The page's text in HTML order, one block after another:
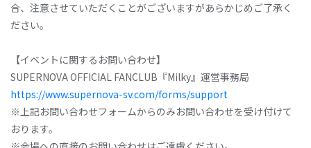
合、注意させていただくことがございますがあらかじめご了承く
ださい。
【イベントに関するお問い合わせ】
SUPERNOVA OFFICIAL FANCLUB『Milky』運営事務局
https://www.supernova-sv.com/forms/support
※上記お問い合わせフォームからのみお問い合わせを受け付けて
おります。